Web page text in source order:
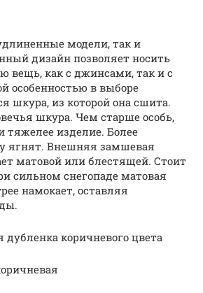
модели, так и
дизайн позволяет носить
вещь, как с джинсами, так и с
особенностью в выборе
шкура, из которой она сшита.
шкура. Чем старше особь,
тяжелее изделие. Более
ягнят. Внешняя замшевая
матовой или блестящей. Стоит
сильном снегопаде матовая
намокает, оставляя
коричневого цвета